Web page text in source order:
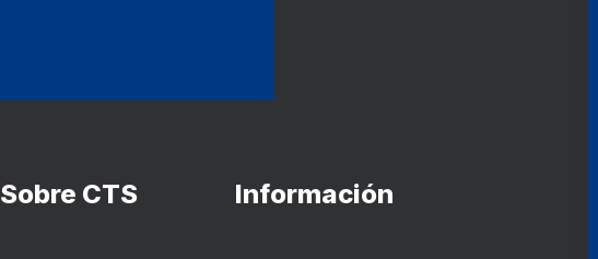
Sobre CTS Información